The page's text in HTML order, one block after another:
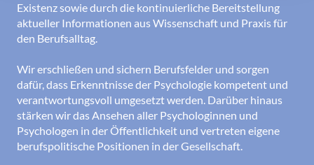
Existenz sowie durch die kontinuierliche Bereitstellung
aktueller Informationen aus Wissenschaft und Praxis für
den Berufsalltag.
Wir erschließen und sichern Berufsfelder und sorgen
dafür, dass Erkenntnisse der Psychologie kompetent und
verantwortungsvoll umgesetzt werden. Darüber hinaus
stärken wir das Ansehen aller Psychologinnen und
Psychologen in der Öffentlichkeit und vertreten eigene
berufspolitische Positionen in der Gesellschaft.